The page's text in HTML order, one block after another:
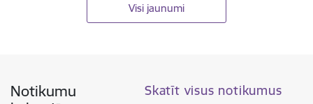
Visi jaunumi
Notikumu
Skatīt visus notikumus